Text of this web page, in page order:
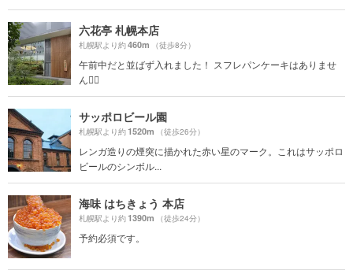
六花亭 札幌本店
札幌駅より約460m （徒歩8分）
午前中だと並ばず入れました！ スフレパンケーキはありませ
ん🙅‍♀️
サッポロビール園
札幌駅より約1520m （徒歩26分）
レンガ造りの煙突に描かれた赤い星のマーク。これはサッポロ
ビールのシンボル...
海味 はちきょう 本店
札幌駅より約1390m （徒歩24分）
予約必須です。